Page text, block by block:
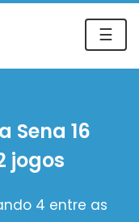
☰
Sena 16
jogos
4 entre as